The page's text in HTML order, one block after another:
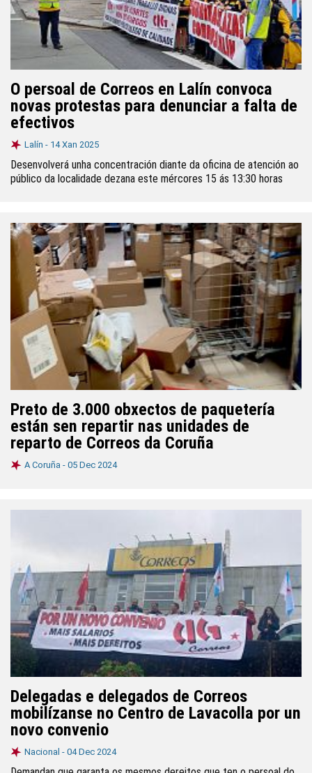
O persoal de Correos en Lalín convoca
novas protestas para denunciar a falta de
efectivos
Lalín - 14 Xan 2025
Desenvolverá unha concentración diante da oficina de atención ao
público da localidade dezana este mércores 15 ás 13:30 horas
Preto de 3.000 obxectos de paquetería
están sen repartir nas unidades de
reparto de Correos da Coruña
A Coruña - 05 Dec 2024
Delegadas e delegados de Correos
mobilízanse no Centro de Lavacolla por un
novo convenio
Nacional - 04 Dec 2024